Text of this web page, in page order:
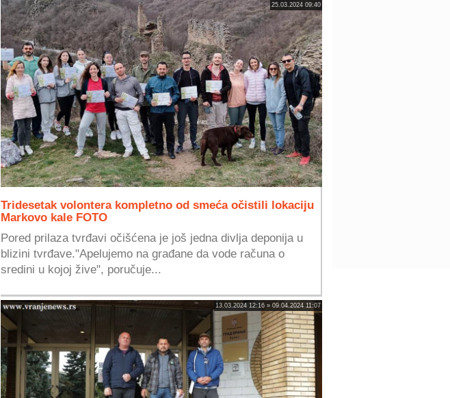
25.03.2024 09:40
Tridesetak volontera kompletno od smeća očistili lokaciju
Markovo kale FOTO
Pored prilaza tvrđavi očišćena je još jedna divlja deponija u
blizini tvrđave."Apelujemo na građane da vode računa o
sredini u kojoj žive", poručuje...
13.03.2024 12:16 » 09.04.2024 11:07